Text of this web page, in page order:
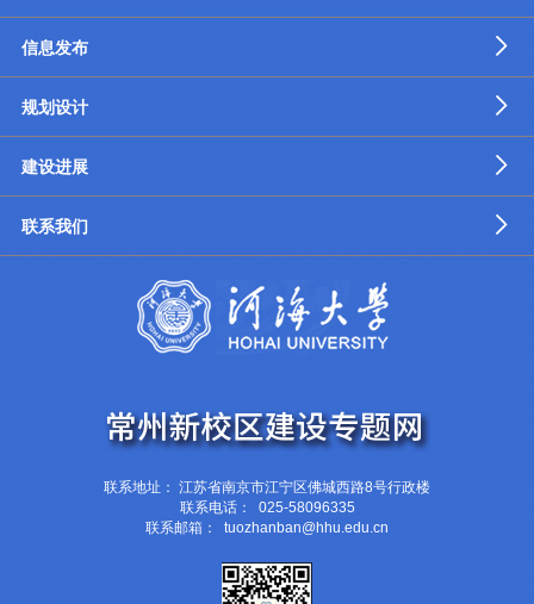
信息发布
规划设计
建设进展
联系我们
联系地址： 江苏省南京市江宁区佛城西路8号行政楼
联系电话： 025-58096335
联系邮箱： tuozhanban@hhu.edu.cn